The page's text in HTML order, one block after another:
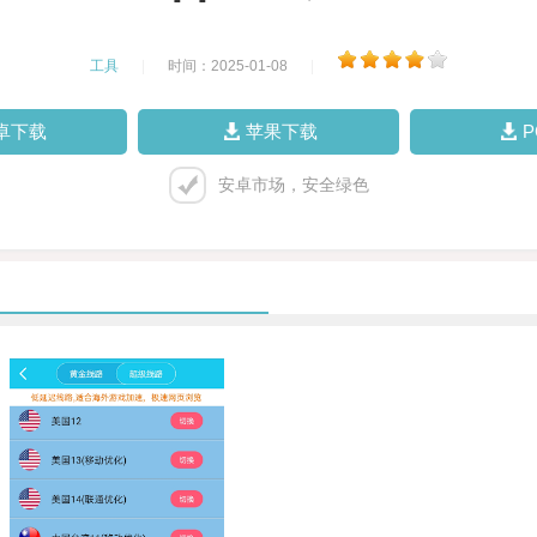
工具 时间：2025-01-08
下载 苹果下载
安卓市场，安全绿色